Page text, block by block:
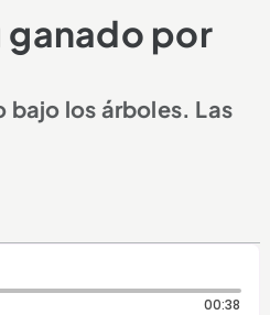
ganado por
bajo los árboles. Las
00:38